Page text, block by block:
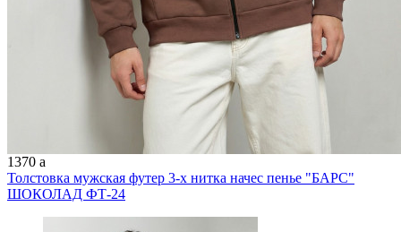
1370 a
Толстовка мужская футер 3-х нитка начес пенье "БАРС"
ШОКОЛАД ФТ-24